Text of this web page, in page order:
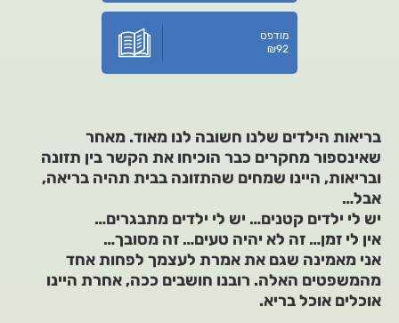
מודפס
₪92
בריאות הילדים שלנו חשובה לנו מאוד. מאחר
שאינספור מחקרים כבר הוכיחו את הקשר בין תזונה
ובריאות, היינו שמחים שהתזונה בבית תהיה בריאה,
אבל…
יש לי ילדים קטנים… יש לי ילדים מתבגרים…
אין לי זמן… זה לא יהיה טעים… זה מסובך…
אני מאמינה שגם את אמרת לעצמך לפחות אחד
מהמשפטים האלה. רובנו חושבים ככה, אחרת היינו
אוכלים אוכל בריא.